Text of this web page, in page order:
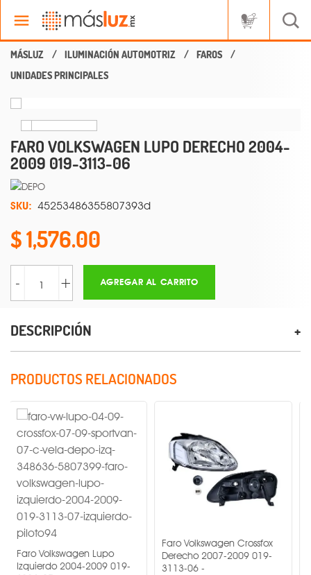
ILUMINACIÓN AUTOMOTRIZ
FAROS
UNIDADES PRINCIPALES
FARO VOLKSWAGEN LUPO DERECHO 2004-
2009 019-3113-06
SKU: 45253486355807393d
1,576.00
- + AGREGAR AL CARRITO
DESCRIPCIÓN
PRODUCTOS RELACIONADOS
Lupo
2004-2009 019-
Faro Volkswagen Crossfox
Derecho 2007-2009 019-
3113-06 -
Faro
Derecho